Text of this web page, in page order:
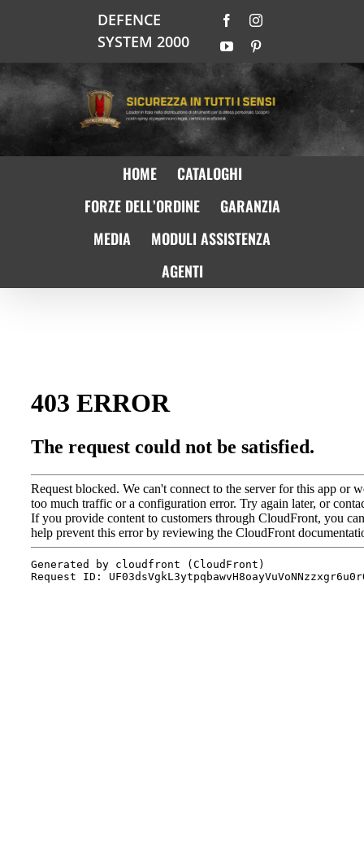
DEFENCE
SYSTEM 2000
FacebookInstagram
YouTubePinterest
HOME
CATALOGHI
FORZE DELL’ORDINE
GARANZIA
MEDIA
MODULI ASSISTENZA
AGENTI